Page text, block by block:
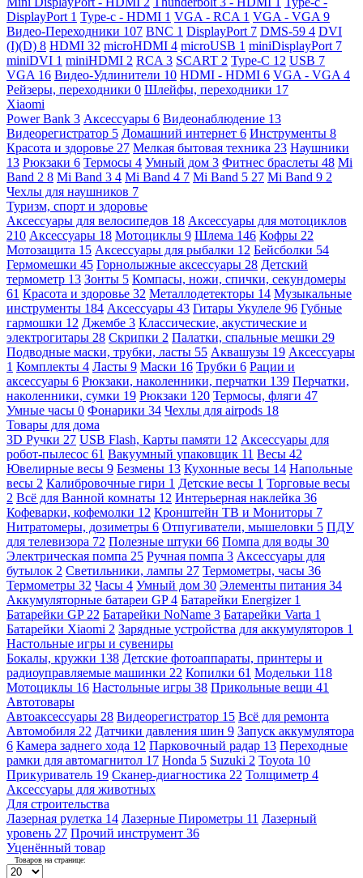
DisplayPort 1 Type-c - HDMI 1 VGA - RCA 1 VGA - VGA 9
Видео-Переходники 107 BNC 1 DisplayPort 7 DMS-59 4 DVI
(I)(D) 8 HDMI 32 microHDMI 4 microUSB 1 miniDisplayPort 7
miniDVI 1 miniHDMI 2 RCA 3 SCART 2 Type-C 12 USB 7
VGA 16 Видео-Удлинители 10 HDMI - HDMI 6 VGA - VGA 4
Рейзеры, переходники 0 Шлейфы, переходники 17
Xiaomi
Power Bank 3 Аксессуары 6 Видеонаблюдение 13
Видеорегистратор 5 Домашний интернет 6 Инструменты 8
Красота и здоровье 27 Мелкая бытовая техника 23 Наушники
13 Рюкзаки 6 Термосы 4 Умный дом 3 Фитнес браслеты 48 Mi
Band 2 8 Mi Band 3 4 Mi Band 4 7 Mi Band 5 27 Mi Band 9 2
Чехлы для наушников 7
Туризм, спорт и здоровье
Аксессуары для велосипедов 18 Аксессуары для мотоциклов
210 Аксессуары 18 Мотоциклы 9 Шлема 146 Кофры 22
Мотозащита 15 Аксессуары для рыбалки 12 Бейсболки 54
Гермомешки 45 Горнолыжные аксессуары 28 Детский
термометр 13 Зонты 5 Компасы, ножи, спички, секундомеры
61 Красота и здоровье 32 Металлодетекторы 14 Музыкальные
инструменты 184 Аксессуары 43 Гитары Укулеле 96 Губные
гармошки 12 Джембе 3 Классические, акустические и
электрогитары 28 Скрипки 2 Палатки, спальные мешки 29
Подводные маски, трубки, ласты 55 Аквашузы 19 Аксессуары
1 Комплекты 4 Ласты 9 Маски 16 Трубки 6 Рации и
аксессуары 6 Рюкзаки, наколенники, перчатки 139 Перчатки,
наколенники, сумки 19 Рюкзаки 120 Термосы, фляги 47
Умные часы 0 Фонарики 34 Чехлы для airpods 18
Товары для дома
3D Ручки 27 USB Flash, Карты памяти 12 Аксессуары для
робот-пылесос 61 Вакуумный упаковщик 11 Весы 42
Ювелирные весы 9 Безмены 13 Кухонные весы 14 Напольные
весы 2 Калибровочные гири 1 Детские весы 1 Торговые весы
2 Всё для Ванной комнаты 12 Интерьерная наклейка 36
Кофеварки, кофемолки 12 Кронштейн ТВ и Мониторы 7
Нитратомеры, дозиметры 6 Отпугиватели, мышеловки 5 ПДУ
для телевизора 72 Полезные штуки 66 Помпа для воды 30
Электрическая помпа 25 Ручная помпа 3 Аксессуары для
бутылок 2 Светильники, лампы 27 Термометры, часы 36
Термометры 32 Часы 4 Умный дом 30 Элементы питания 34
Аккумуляторные батареи GP4 Батарейки Energizer 1
Батарейки GP 22 Батарейки NoName 3 Батарейки Varta 1
Батарейки Xiaomi 2 Зарядные устройства для аккумуляторов 1
Настольные игры и сувениры
Бокалы, кружки 138 Детские фотоаппараты, принтеры и
радиоуправляемые машинки 22 Копилки 61 Модельки 118
Мотоциклы 16 Настольные игры 38 Прикольные вещи 41
Автотовары
Автоаксессуары 28 Видеорегистратор 15 Всё для ремонта
Автомобиля 22 Датчики давления шин 9 Запуск аккумулятора
6 Камера заднего хода 12 Парковочный радар 13 Переходные
рамки для автомагнитол 17 Honda 5 Suzuki 2 Toyota 10
Прикуриватель 19 Сканер-диагностика 22 Толщиметр 4
Аксессуары для животных
Для строительства
Лазерная рулетка 14 Лазерные Пирометры 11 Лазерный
уровень 27 Прочий инструмент 36
Уценённый товар
Товаров на странице: